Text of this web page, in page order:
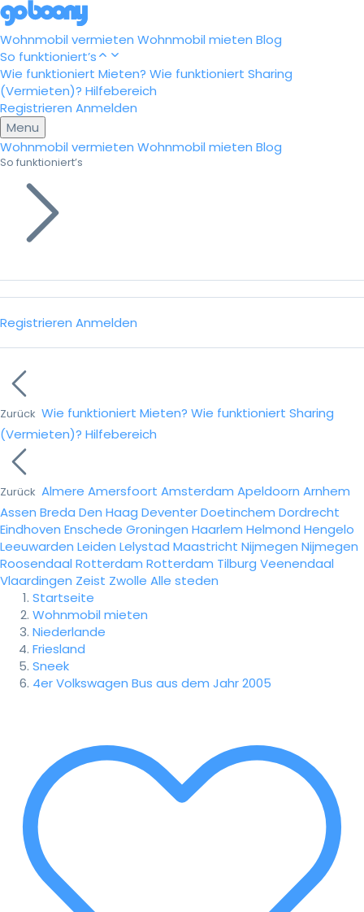
Wohnmobil vermieten Wohnmobil mieten Blog
So funktioniert’s
Wie funktioniert Mieten? Wie funktioniert Sharing
(Vermieten)? Hilfebereich
Registrieren Anmelden
Menu
Wohnmobil vermieten Wohnmobil mieten Blog
So funktioniert’s
Registrieren Anmelden
Zurück Wie funktioniert Mieten? Wie funktioniert Sharing
(Vermieten)? Hilfebereich
Zurück Almere Amersfoort Amsterdam Apeldoorn Arnhem
Assen Breda Den Haag DeventerDoetinchem Dordrecht
Eindhoven Enschede Groningen Haarlem Helmond Hengelo
Leeuwarden Leiden Lelystad Maastricht Nijmegen Nijmegen
Roosendaal Rotterdam Rotterdam Tilburg Veenendaal
Vlaardingen Zeist Zwolle Alle steden
Startseite
Wohnmobil mieten
Niederlande
Friesland
Sneek
4er Volkswagen Bus aus dem Jahr 2005